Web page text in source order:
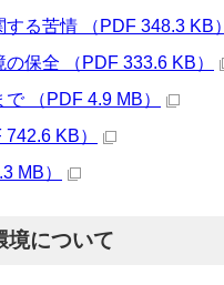
る苦情 （PDF 348.3 KB）
保全 （PDF 333.6 KB）
（PDF 4.9 MB）
KB）
MB）
境について